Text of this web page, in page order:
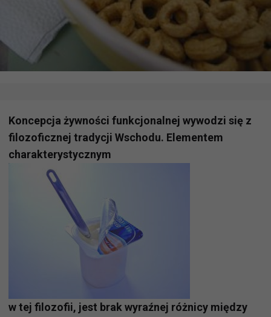
Koncepcja żywności funkcjonalnej wywodzi się z
filozoficznej tradycji Wschodu. Elementem
charakterystycznym
w tej filozofii, jest brak wyraźnej różnicy między